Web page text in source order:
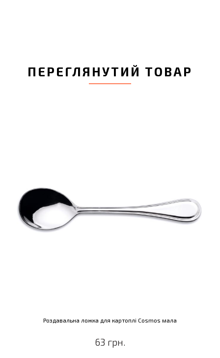
ПЕРЕГЛЯНУТИЙ ТОВАР
Роздавальна ложка для картоплі Cosmos мала
63 грн.